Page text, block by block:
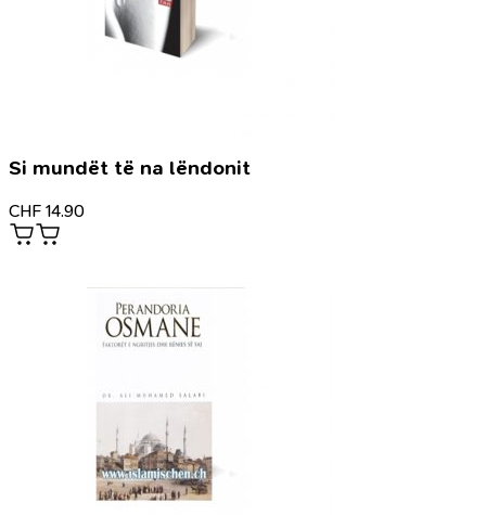
Si mundët të na lëndonit
CHF 14.90